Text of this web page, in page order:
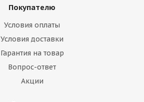
Покупателю
Условия оплаты
Условия доставки
Гарантия на товар
Вопрос-ответ
Акции